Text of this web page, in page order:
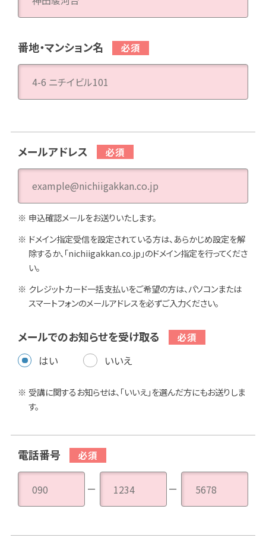
番地・マンション名
メールアドレス
申込確認メールをお送りいたします。
ドメイン指定受信を設定されている方は、あらかじめ設定を解
除するか、「nichiigakkan.co.jp」のドメイン指定を行ってくださ
い。
クレジットカード一括支払いをご希望の方は、パソコンまたは
スマートフォンのメールアドレスを必ずご入力ください。
メールでのお知らせを受け取る
はい いいえ
受講に関するお知らせは、「いいえ」を選んだ方にもお送りしま
す。
電話番号
－ －